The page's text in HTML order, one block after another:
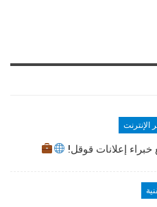
الإنترنت
إعلانات قوقل!